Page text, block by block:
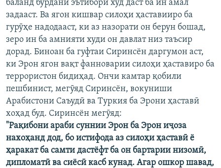
баланд бурдани эътибори худ даст ба ин амал
задааст. Ва ягон кишвар силоҳи ҳаставииро ба
гурӯҳе надодааст, ки аз назорати он берун бошад,
зеро ин ба амнияти худи он давлат низ таъсир
дорад. Биноан ба гуфтаи Сиринсён даргумон аст,
ки Эрон ягон вақт фанноварии силоҳи ҳаставиро ба
террористон бидиҳад. Ончи камтар қобили
пешбинист, мегӯяд Сиринсён, вокуниши
Арабистони Саъудӣ ва Туркия ба Эрони ҳаставӣ
хоҳад буд. Сиринсён мегӯяд:
"Рақибони араби суннии Эрон ба Эрон иҷоза
нахоҳанд дод, бо истифода аз силоҳи ҳаставӣ ё
ҳаракат ба самти дастёфт ба он бартарии низомӣ,
дипломатӣ ва сиёсӣ касб кунад. Агар ошкор шавад,